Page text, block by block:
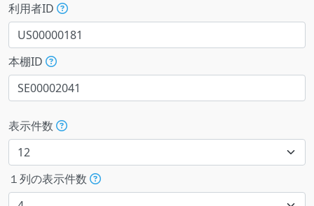
利用者ID
本棚ID
表示件数
１列の表示件数